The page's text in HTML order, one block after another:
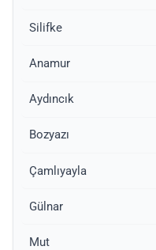
Silifke
Anamur
Aydıncık
Bozyazı
Çamlıyayla
Gülnar
Mut